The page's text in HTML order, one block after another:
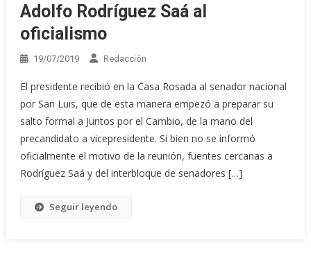
Adolfo Rodríguez Saá al
oficialismo
19/07/2019 Redacción
El presidente recibió en la Casa Rosada al senador nacional
por San Luis, que de esta manera empezó a preparar su
salto formal a Juntos por el Cambio, de la mano del
precandidato a vicepresidente. Si bien no se informó
oficialmente el motivo de la reunión, fuentes cercanas a
Rodríguez Saá y del interbloque de senadores […]
Seguir leyendo